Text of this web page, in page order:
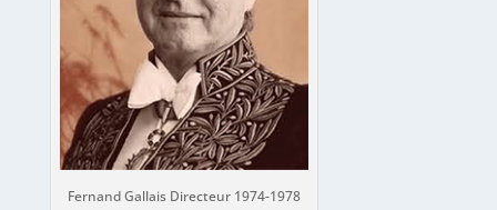
Fernand Gallais Directeur 1974-1978